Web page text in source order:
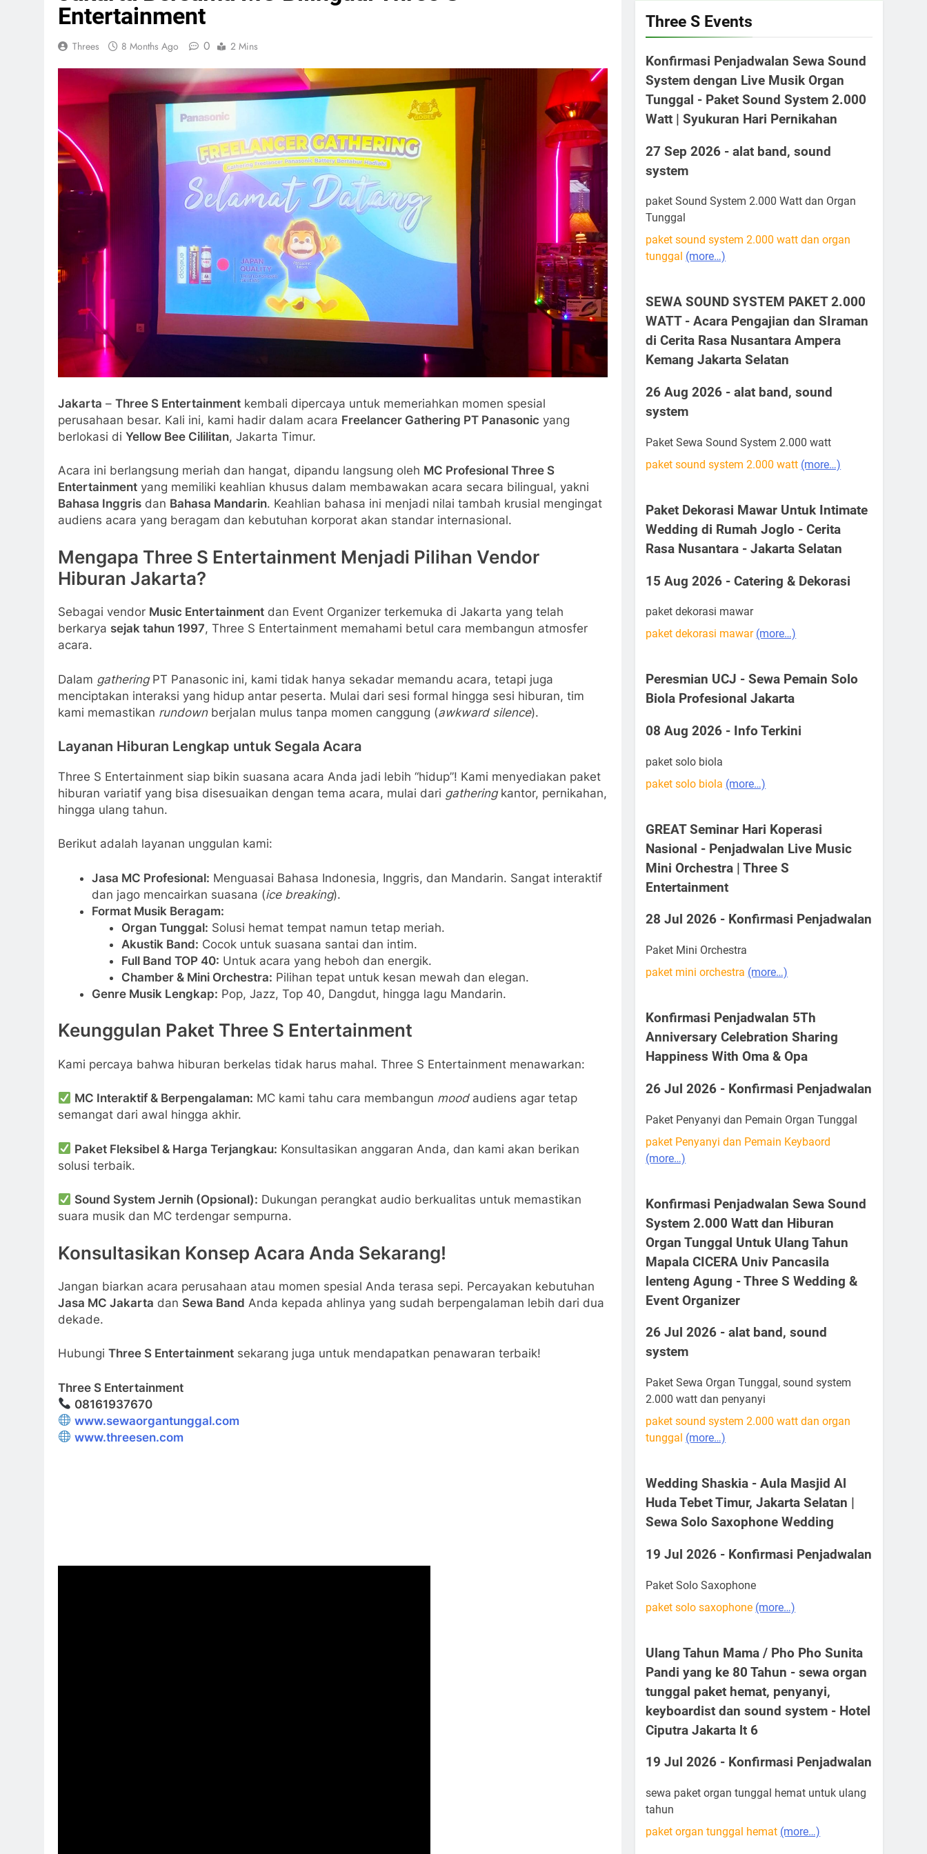
Entertainment
Threes 8 Months Ago 0 2 Mins
Jakarta – Three S Entertainment kembali dipercaya untuk memeriahkan momen spesial
perusahaan besar. Kali ini, kami hadir dalam acara Freelancer Gathering PT Panasonic yang
berlokasi di Yellow Bee Cililitan, Jakarta Timur.
Acara ini berlangsung meriah dan hangat, dipandu langsung oleh MC Profesional Three S
Entertainment yang memiliki keahlian khusus dalam membawakan acara secara bilingual, yakni
Bahasa Inggris dan Bahasa Mandarin. Keahlian bahasa ini menjadi nilai tambah krusial mengingat
audiens acara yang beragam dan kebutuhan korporat akan standar internasional.
Mengapa Three S Entertainment Menjadi Pilihan Vendor
Hiburan Jakarta?
Sebagai vendor Music Entertainment dan Event Organizer terkemuka di Jakarta yang telah
berkarya sejak tahun 1997, Three S Entertainment memahami betul cara membangun atmosfer
acara.
Dalam gatheringPT Panasonic ini, kami tidak hanya sekadar memandu acara, tetapi juga
menciptakan interaksi yang hidup antar peserta. Mulai dari sesi formal hingga sesi hiburan, tim
kami memastikan rundownberjalan mulus tanpa momen canggung (awkward silence).
Layanan Hiburan Lengkap untuk Segala Acara
Three S Entertainment siap bikin suasana acara Anda jadi lebih “hidup”! Kami menyediakan paket
hiburan variatif yang bisa disesuaikan dengan tema acara, mulai dari gatheringkantor, pernikahan,
hingga ulang tahun.
Berikut adalah layanan unggulan kami:
Jasa MC Profesional: Menguasai Bahasa Indonesia, Inggris, dan Mandarin. Sangat interaktif
dan jago mencairkan suasana (ice breaking).
Format Musik Beragam:
Organ Tunggal: Solusi hemat tempat namun tetap meriah.
Akustik Band: Cocok untuk suasana santai dan intim.
Full Band TOP 40: Untuk acara yang heboh dan energik.
Chamber & Mini Orchestra: Pilihan tepat untuk kesan mewah dan elegan.
Genre Musik Lengkap: Pop, Jazz, Top 40, Dangdut, hingga lagu Mandarin.
Keunggulan Paket Three S Entertainment
Kami percaya bahwa hiburan berkelas tidak harus mahal. Three S Entertainment menawarkan:
MC Interaktif & Berpengalaman: MC kami tahu cara membangun moodaudiens agar tetap
semangat dari awal hingga akhir.
Paket Fleksibel & Harga Terjangkau: Konsultasikan anggaran Anda, dan kami akan berikan
solusi terbaik.
Sound System Jernih (Opsional): Dukungan perangkat audio berkualitas untuk memastikan
suara musik dan MC terdengar sempurna.
Konsultasikan Konsep Acara Anda Sekarang!
Jangan biarkan acara perusahaan atau momen spesial Anda terasa sepi. Percayakan kebutuhan
Jasa MC Jakarta dan Sewa Band Anda kepada ahlinya yang sudah berpengalaman lebih dari dua
dekade.
Hubungi Three S Entertainment sekarang juga untuk mendapatkan penawaran terbaik!
Three S Entertainment
08161937670
www.sewaorgantunggal.com
www.threesen.com
Three S Events
Konfirmasi Penjadwalan Sewa Sound
System dengan Live Musik Organ
Tunggal - Paket Sound System 2.000
Watt | Syukuran Hari Pernikahan
27 Sep 2026 - alat band, sound
system
paket Sound System 2.000 Watt dan Organ
Tunggal
paket sound system 2.000 watt dan organ
tunggal (more…)
SEWA SOUND SYSTEM PAKET 2.000
WATT - Acara Pengajian dan SIraman
di Cerita Rasa Nusantara Ampera
Kemang Jakarta Selatan
26 Aug 2026 - alat band, sound
system
Paket Sewa Sound System 2.000 watt
paket sound system 2.000 watt (more…)
Paket Dekorasi Mawar Untuk Intimate
Wedding di Rumah Joglo - Cerita
Rasa Nusantara - Jakarta Selatan
15 Aug 2026 - Catering & Dekorasi
paket dekorasi mawar
paket dekorasi mawar (more…)
Peresmian UCJ - Sewa Pemain Solo
Biola Profesional Jakarta
08 Aug 2026 - Info Terkini
paket solo biola
paket solo biola (more…)
GREAT Seminar Hari Koperasi
Nasional - Penjadwalan Live Music
Mini Orchestra | Three S
Entertainment
28 Jul 2026 - Konfirmasi Penjadwalan
Paket Mini Orchestra
paket mini orchestra (more…)
Konfirmasi Penjadwalan 5Th
Anniversary Celebration Sharing
Happiness With Oma & Opa
26 Jul 2026 - Konfirmasi Penjadwalan
Paket Penyanyi dan Pemain Organ Tunggal
paket Penyanyi dan Pemain Keybaord
(more…)
Konfirmasi Penjadwalan Sewa Sound
System 2.000 Watt dan Hiburan
Organ Tunggal Untuk Ulang Tahun
Mapala CICERA Univ Pancasila
lenteng Agung - Three S Wedding &
Event Organizer
26 Jul 2026 - alat band, sound
system
Paket Sewa Organ Tunggal, sound system
2.000 watt dan penyanyi
paket sound system 2.000 watt dan organ
tunggal (more…)
Wedding Shaskia - Aula Masjid Al
Huda Tebet Timur, Jakarta Selatan |
Sewa Solo Saxophone Wedding
19 Jul 2026 - Konfirmasi Penjadwalan
Paket Solo Saxophone
paket solo saxophone (more…)
Ulang Tahun Mama / Pho Pho Sunita
Pandi yang ke 80 Tahun - sewa organ
tunggal paket hemat, penyanyi,
keyboardist dan sound system - Hotel
Ciputra Jakarta lt 6
19 Jul 2026 - Konfirmasi Penjadwalan
sewa paket organ tunggal hemat untuk ulang
tahun
paket organ tunggal hemat (more…)